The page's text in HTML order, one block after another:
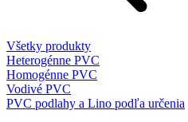
Všetky produkty
Heterogénne PVC
Homogénne PVC
Vodivé PVC
PVC podlahy a Lino podľa určenia